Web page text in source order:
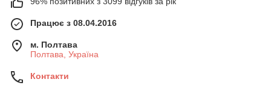
Працює з 08.04.2016
м. Полтава
Полтава, Україна
Контакти